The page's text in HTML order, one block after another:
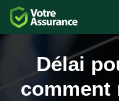
Délai
comment